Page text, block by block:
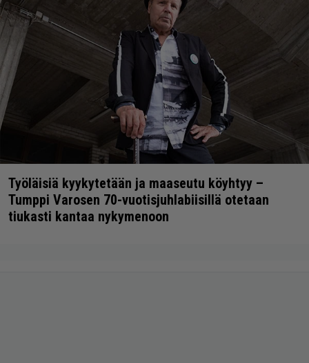
Työläisiä kyykytetään ja maaseutu köyhtyy –
Tumppi Varosen 70-vuotisjuhlabiisillä otetaan
tiukasti kantaa nykymenoon